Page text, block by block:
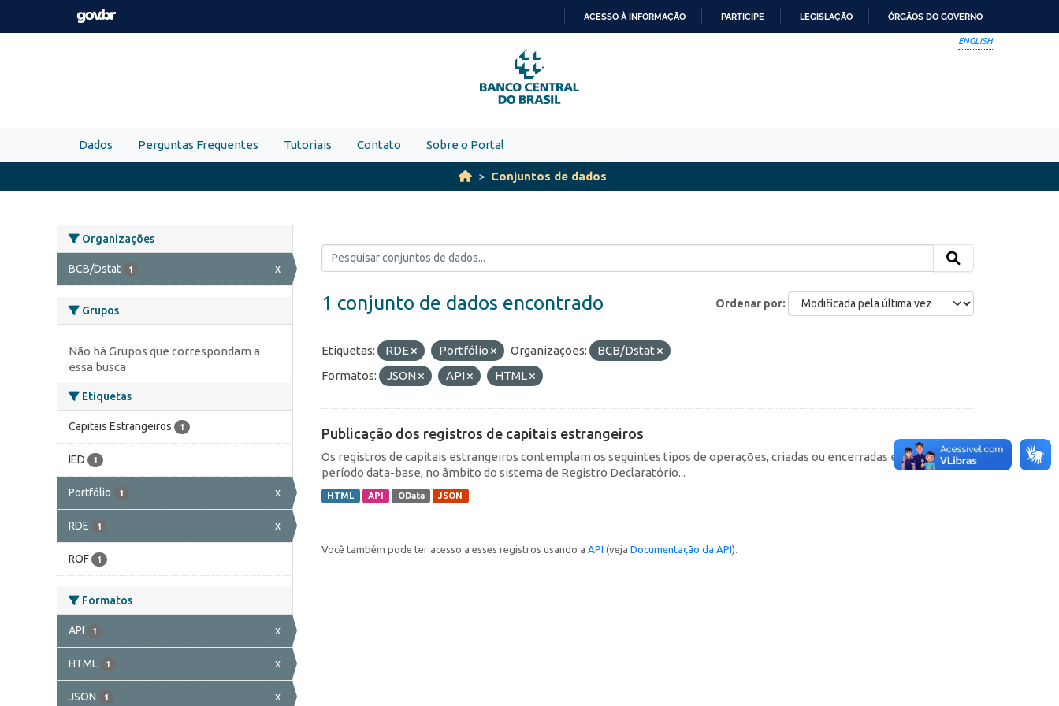
Skip to main content
PARA
O
CONTEÚDO
ACESSO À INFORMAÇÃO PARTICIPE LEGISLAÇÃO ÓRGÃOS DO GOVERNO
ENGLISH
Dados Perguntas Frequentes Tutoriais Contato Sobre o Portal
Conjuntos de dados
Organizações
BCB/Dstat 1 x
Grupos
Não há Grupos que correspondam a
essa busca
Etiquetas
Capitais Estrangeiros 1
IED 1
Portfólio 1 x
RDE 1 x
ROF 1
Formatos
API 1 x
HTML 1 x
JSON 1 x
Ordenar por
1 conjunto de dados encontrado
Etiquetas: RDE Portfólio Organizações:
BCB/Dstat
Formatos:
JSON API HTML
Publicação dos registros de capitais estrangeiros
Os registros de capitais estrangeiros contemplam os seguintes tipos de operações, criadas ou encerradas em cada
período data-base, no âmbito do sistema de Registro Declaratório...
HTML API OData JSON
Você também pode ter acesso a esses registros usando a API (veja Documentação da API).